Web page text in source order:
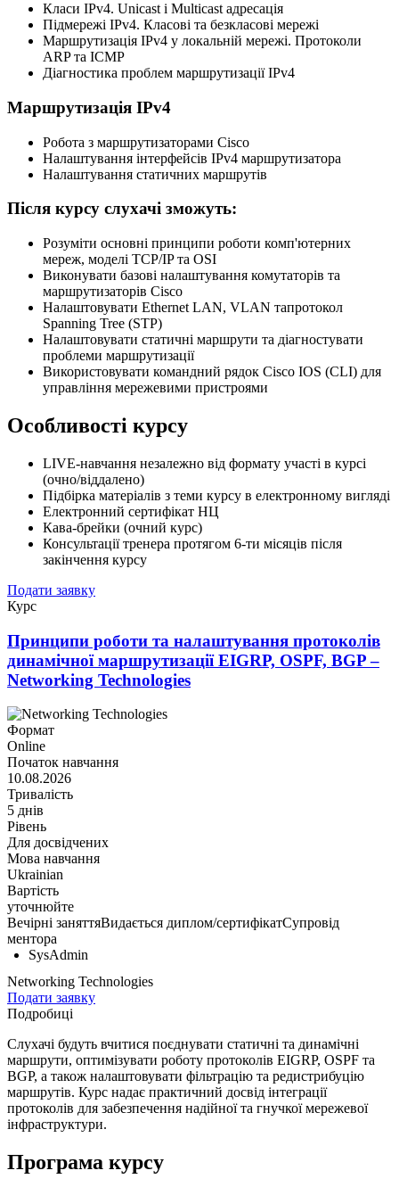
Класи IPv4. Unicast і Multicast адресація
Підмережі IPv4. Класові та безкласові мережі
Маршрутизація IPv4 у локальній мережі. Протоколи
ARP та ICMP
Діагностика проблем маршрутизації IPv4
Маршрутизація IPv4
Робота з маршрутизаторами Cisco
Налаштування інтерфейсів IPv4 маршрутизатора
Налаштування статичних маршрутів
Після курсу слухачі зможуть:
Розуміти основні принципи роботи комп'ютерних
мереж, моделі TCP/IP та OSI
Виконувати базові налаштування комутаторів та
маршрутизаторів Cisco
Налаштовувати Ethernet LAN, VLAN тапротокол
Spanning Tree (STP)
Налаштовувати статичні маршрути та діагностувати
проблеми маршрутизації
Використовувати командний рядок Cisco IOS (CLI) для
управління мережевими пристроями
Особливості курсу
LIVE-навчання незалежно від формату участі в курсі
(очно/віддалено)
Підбірка матеріалів з теми курсу в електронному вигляді
Електронний сертифікат НЦ
Кава-брейки (очний курс)
Консультації тренера протягом 6-ти місяців після
закінчення курсу
Подати заявку
Курс
Принципи роботи та налаштування протоколів
динамічної маршрутизації EIGRP, OSPF, BGP –
Networking Technologies
Формат
Online
Початок навчання
10.08.2026
Тривалість
5 днів
Рівень
Для досвідчених
Мова навчання
Ukrainian
Вартість
уточнюйте
Вечірні заняттяВидається диплом/сертифікатСупровід
ментора
SysAdmin
Networking Technologies
Подати заявку
Подробиці
Слухачі будуть вчитися поєднувати статичні та динамічні
маршрути, оптимізувати роботу протоколів EIGRP, OSPF та
BGP, а також налаштовувати фільтрацію та редистрибуцію
маршрутів. Курс надає практичний досвід інтеграції
протоколів для забезпечення надійної та гнучкої мережевої
інфраструктури.
Програма курсу